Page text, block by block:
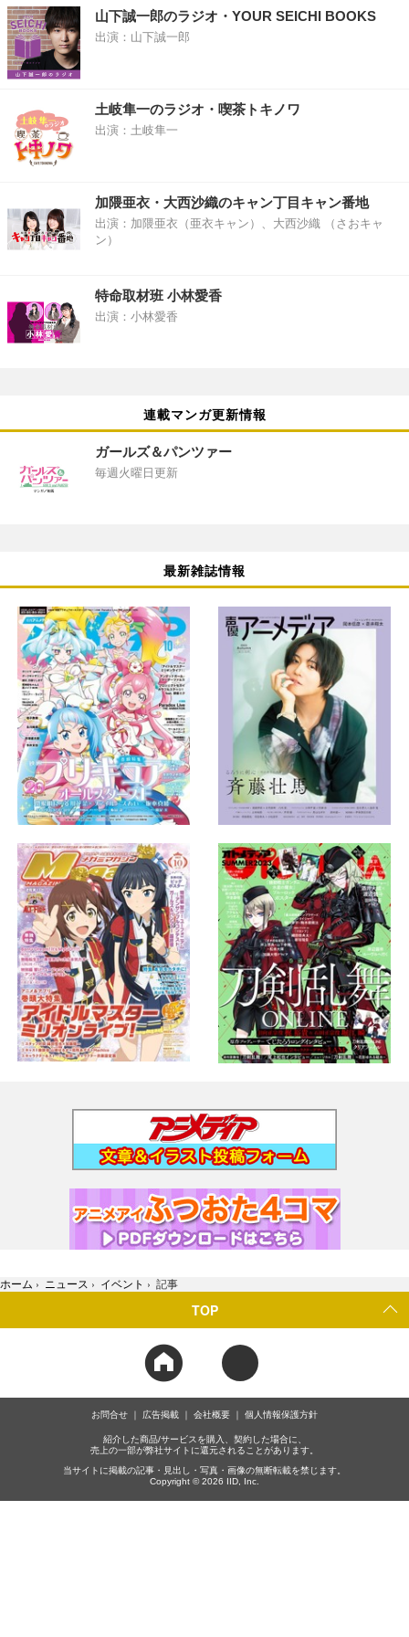
山下誠一郎のラジオ・YOUR SEICHI BOOKS
出演：山下誠一郎
土岐隼一のラジオ・喫茶トキノワ
出演：土岐隼一
加隈亜衣・大西沙織のキャン丁目キャン番地
出演：加隈亜衣（亜衣キャン）、大西沙織 （さおキャ
ン）
特命取材班 小林愛香
出演：小林愛香
連載マンガ更新情報
ガールズ＆パンツァー
毎週火曜日更新
最新雑誌情報
ホーム › ニュース › イベント › 記事
TOP
お問合せ 広告掲載 会社概要 個人情報保護方針
紹介した商品/サービスを購入、契約した場合に、
売上の一部が弊社サイトに還元されることがあります。
当サイトに掲載の記事・見出し・写真・画像の無断転載を禁じます。
Copyright © 2026 IID, Inc.